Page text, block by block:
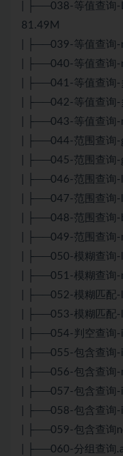
| ├──038-等值查询-
81.49M
| ├──039-等值查询
| ├──040-等值查询
| ├──041-等值查询
| ├──042-等值查询
| ├──043-等值查询-
| ├──044-范围查询
| ├──045-范围查询-
| ├──046-范围查询
| ├──047-范围查询-
| ├──048-范围查询
| ├──049-范围查询
| ├──050-模糊查询
| ├──051-模糊查询
| ├──052-模糊匹配
| ├──053-模糊匹配
| ├──054-判空查询
| ├──055-包含查询-
| ├──056-包含查询
| ├──057-包含查询-
| ├──058-包含查询-
| ├──059-包含查询
| ├──060-分组查询